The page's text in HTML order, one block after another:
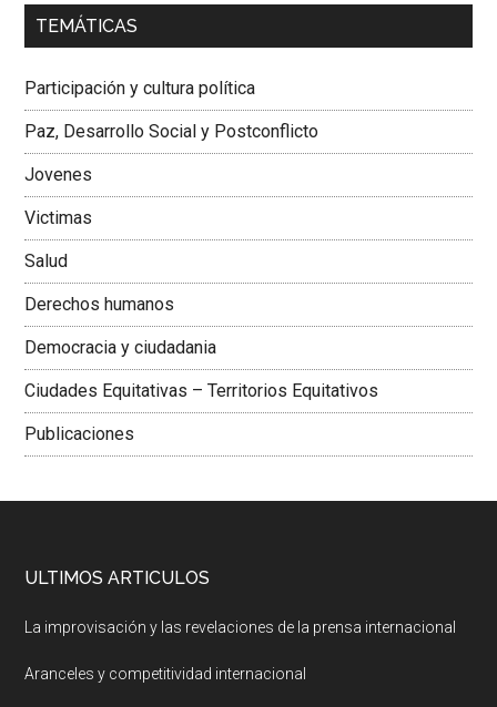
00:00 01:04
Dra. Carolina Corcho Mejía,Presidenta Corporación
Colombiana
TEMÁTICAS
Participación y cultura política
Paz, Desarrollo Social y Postconflicto
Jovenes
Victimas
Salud
Derechos humanos
Democracia y ciudadania
Ciudades Equitativas – Territorios Equitativos
Publicaciones
ULTIMOS ARTICULOS
La improvisación y las revelaciones de la prensa internacional
Aranceles y competitividad internacional